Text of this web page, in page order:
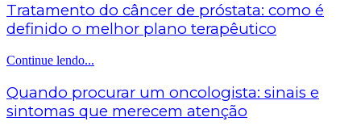
Tratamento do câncer de próstata: como é
definido o melhor plano terapêutico
Continue lendo...
Quando procurar um oncologista: sinais e
sintomas que merecem atenção